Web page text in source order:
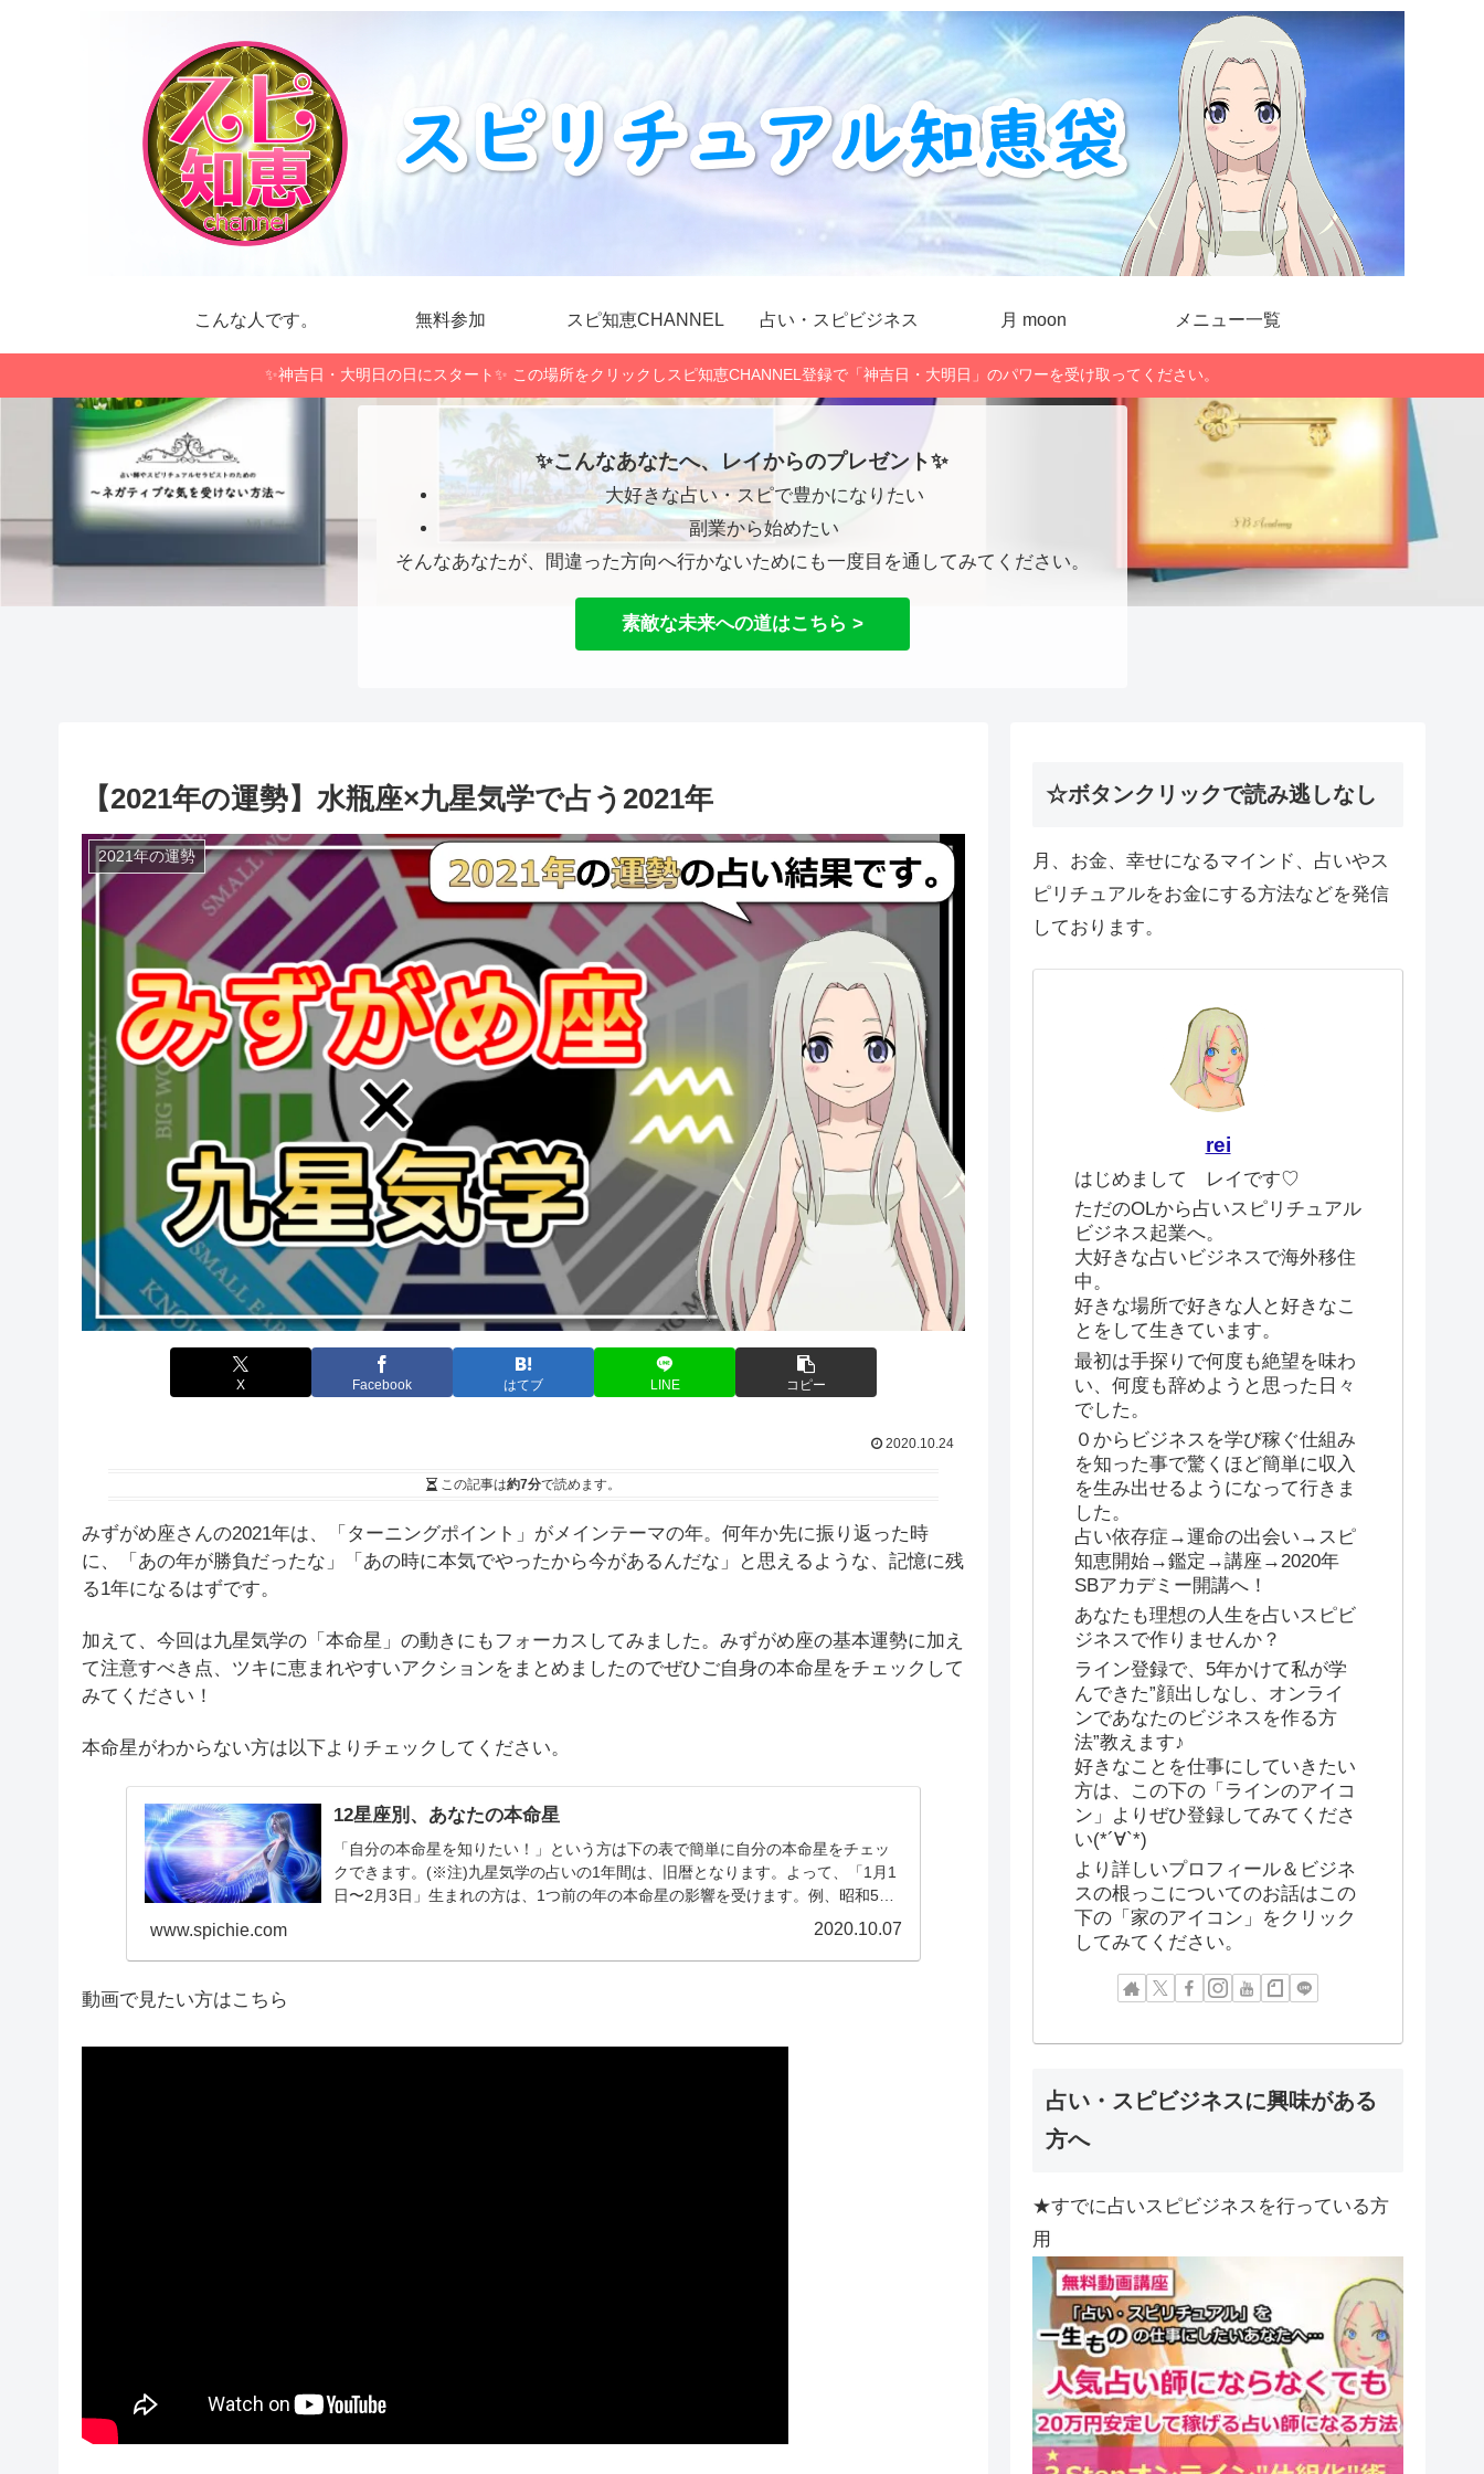
こんな人です。 無料参加 スピ知恵CHANNEL 占い・スピビジネス 月 moon メニュー一覧
✨神吉日・大明日の日にスタート✨ この場所をクリックしスピ知恵CHANNEL登録で「神吉日・大明日」のパワーを受け取ってください。
✨こんなあなたへ、レイからのプレゼント✨
大好きな占い・スピで豊かになりたい
副業から始めたい
そんなあなたが、間違った方向へ行かないためにも一度目を通してみてください。
素敵な未来への道はこちら >
【2021年の運勢】水瓶座×九星気学で占う2021年
2021年の運勢
X Facebook はてブ LINE コピー
2020.10.24
この記事は約7分で読めます。
みずがめ座さんの2021年は、「ターニングポイント」がメインテーマの年。何年か先に振り返った時
に、「あの年が勝負だったな」「あの時に本気でやったから今があるんだな」と思えるような、記憶に残
る1年になるはずです。
加えて、今回は九星気学の「本命星」の動きにもフォーカスしてみました。みずがめ座の基本運勢に加え
て注意すべき点、ツキに恵まれやすいアクションをまとめましたのでぜひご自身の本命星をチェックして
みてください！
本命星がわからない方は以下よりチェックしてください。
12星座別、あなたの本命星
「自分の本命星を知りたい！」という方は下の表で簡単に自分の本命星をチェッ
クできます。(※注)九星気学の占いの1年間は、旧暦となります。よって、「1月1
日〜2月3日」生まれの方は、1つ前の年の本命星の影響を受けます。例、昭和58
www.spichie.com 2020.10.07
動画で見たい方はこちら
☆ボタンクリックで読み逃しなし
月、お金、幸せになるマインド、占いやス
ピリチュアルをお金にする方法などを発信
しております。
rei
はじめまして レイです♡
ただのOLから占いスピリチュアル
ビジネス起業へ。
大好きな占いビジネスで海外移住
中。
好きな場所で好きな人と好きなこ
とをして生きています。
最初は手探りで何度も絶望を味わ
い、何度も辞めようと思った日々
でした。
０からビジネスを学び稼ぐ仕組み
を知った事で驚くほど簡単に収入
を生み出せるようになって行きま
した。
占い依存症→運命の出会い→スピ
知恵開始→鑑定→講座→2020年
SBアカデミー開講へ！
あなたも理想の人生を占いスピビ
ジネスで作りませんか？
ライン登録で、5年かけて私が学
んできた”顔出しなし、オンライ
ンであなたのビジネスを作る方
法”教えます♪
好きなことを仕事にしていきたい
方は、この下の「ラインのアイコ
ン」よりぜひ登録してみてくださ
い(*´∀`*)
より詳しいプロフィール＆ビジネ
スの根っこについてのお話はこの
下の「家のアイコン」をクリック
してみてください。
占い・スピビジネスに興味がある
方へ
★すでに占いスピビジネスを行っている方
用